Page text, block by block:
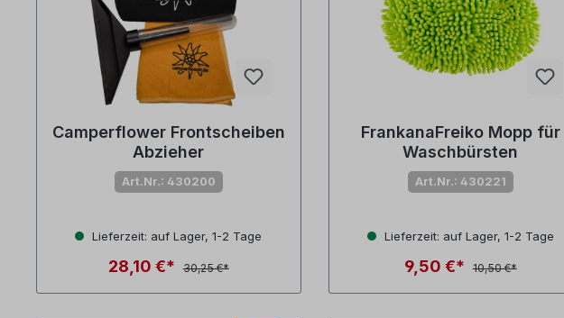
Camperflower Frontscheiben
Abzieher
Art.Nr.: 430200
Lieferzeit: auf Lager, 1-2 Tage
28,10 €* 30,25 €*
FrankanaFreiko Mopp für
Waschbürsten
Art.Nr.: 430221
Lieferzeit: auf Lager, 1-2 Tage
9,50 €* 10,50 €*